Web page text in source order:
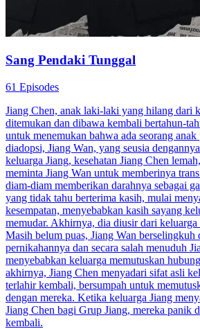
Sang Pendaki Tunggal
61 Episodes
Jiang Chen, anak laki-laki yang hilang dari
ditemukan dan dibawa kembali bertahun-
untuk menemukan bahwa ada seorang
diadopsi, Jiang Wan, yang seusia
keluarga Jiang, kesehatan Jiang Chen
meminta Jiang Wan untuk memberinya
diam-diam memberikan darahnya sebagai
yang tidak tahu berterima kasih, mulai
kesempatan, menyebabkan kasih sayang
memudar. Akhirnya, dia diusir dari keluarga
Masih belum puas, Jiang Wan berselingkuh
pernikahannya dan secara salah menuduh
menyebabkan keluarga memutuskan
akhirnya, Jiang Chen menyadari sifat asli
terlahir kembali, bersumpah untuk
dengan mereka. Ketika keluarga Jiang
Jiang Chen bagi Grup Jiang, mereka panik
kembali.